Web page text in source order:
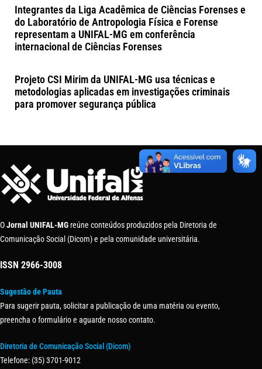
Integrantes da Liga Acadêmica de Ciências Forenses e
do Laboratório de Antropologia Física e Forense
representam a UNIFAL-MG em conferência
internacional de Ciências Forenses
Projeto CSI Mirim da UNIFAL-MG usa técnicas e
metodologias aplicadas em investigações criminais
para promover segurança pública
OJornal UNIFAL-MG reúne conteúdos produzidos pela Diretoria de
Comunicação Social (Dicom) e pela comunidade universitária.
ISSN 2966-3008
Sugestão de Pauta
Para sugerir pauta, solicitar a publicação de uma matéria ou evento,
preencha o formulário e aguarde nosso contato.
Diretoria de Comunicação Social (Dicom)
Telefone: (35) 3701-9012